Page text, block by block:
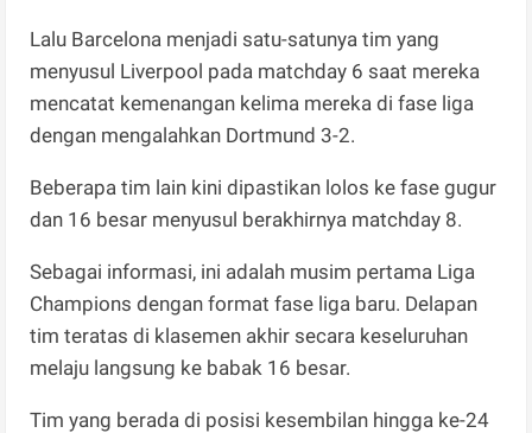
Lalu Barcelona menjadi satu-satunya tim yang
menyusul Liverpool pada matchday 6 saat mereka
mencatat kemenangan kelima mereka di fase liga
dengan mengalahkan Dortmund 3-2.
Beberapa tim lain kini dipastikan lolos ke fase gugur
dan 16 besar menyusul berakhirnya matchday 8.
Sebagai informasi, ini adalah musim pertama Liga
Champions dengan format fase liga baru. Delapan
tim teratas di klasemen akhir secara keseluruhan
melaju langsung ke babak 16 besar.
Tim yang berada di posisi kesembilan hingga ke-24